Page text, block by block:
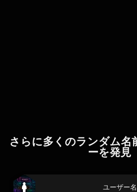
さらに多くのランダム名
ーを発見
ユーザー名